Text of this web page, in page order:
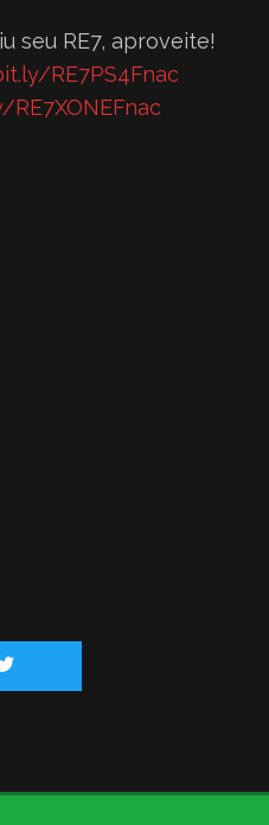
seu RE7, aproveite!
RE7PS4Fnac